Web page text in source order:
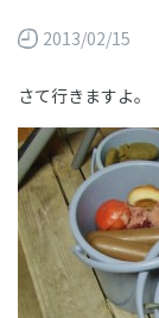
2013/02/15
さて行きますよ。